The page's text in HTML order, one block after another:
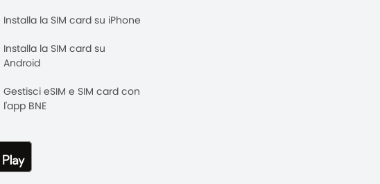
Installa la SIM card su iPhone
Installa la SIM card su
Android
Gestisci eSIM e SIM card con
l'app BNE